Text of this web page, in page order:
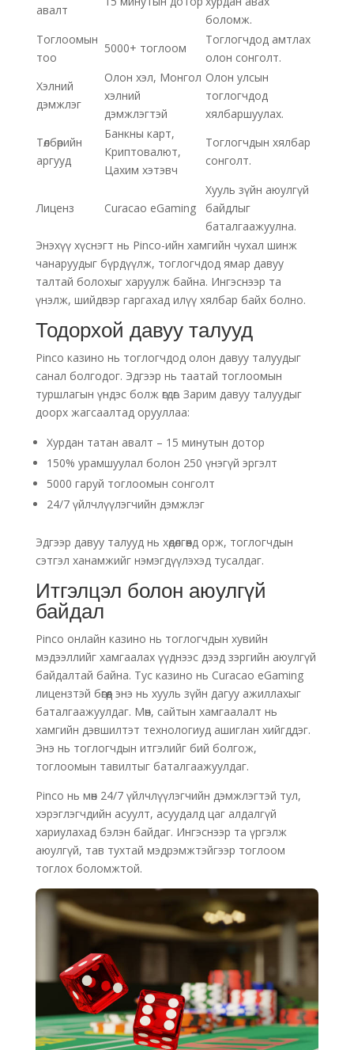
авалт
боломж.
Тоглоомын
тоо
5000+ тоглоом
Тоглогчдод амтлах
олон сонголт.
Хэлний
дэмжлэг
Олон хэл, Монгол
хэлний
дэмжлэгтэй
Олон улсын
тоглогчдод
хялбаршуулах.
Төлбөрийн
аргууд
Банкны карт,
Криптовалют,
Цахим хэтэвч
Тоглогчдын хялбар
сонголт.
Лиценз Curacao eGaming
Хууль зүйн аюулгүй
байдлыг
баталгаажуулна.
Энэхүү хүснэгт нь Pinco-ийн хамгийн чухал шинж
чанаруудыг бүрдүүлж, тоглогчдод ямар давуу
талтай болохыг харуулж байна. Ингэснээр та
үнэлж, шийдвэр гаргахад илүү хялбар байх болно.
Тодорхой давуу талууд
Pinco казино нь тоглогчдод олон давуу талуудыг
санал болгодог. Эдгээр нь таатай тоглоомын
туршлагын үндэс болж өгдөг. Зарим давуу талуудыг
доорх жагсаалтад орууллаа:
Хурдан татан авалт – 15 минутын дотор
150% урамшуулал болон 250 үнэгүй эргэлт
5000 гаруй тоглоомын сонголт
24/7 үйлчлүүлэгчийн дэмжлэг
Эдгээр давуу талууд нь хөдөлгөөнд орж, тоглогчдын
сэтгэл ханамжийг нэмэгдүүлэхэд тусалдаг.
Итгэлцэл болон аюулгүй
байдал
Pinco онлайн казино нь тоглогчдын хувийн
мэдээллийг хамгаалах үүднээс дээд зэргийн аюулгүй
байдалтай байна. Тус казино нь Curacao eGaming
лицензтэй бөгөөд энэ нь хууль зүйн дагуу ажиллахыг
баталгаажуулдаг. Мөн, сайтын хамгаалалт нь
хамгийн дэвшилтэт технологиуд ашиглан хийгддэг.
Энэ нь тоглогчдын итгэлийг бий болгож,
тоглоомын тавилтыг баталгаажуулдаг.
Pinco нь мөн 24/7 үйлчлүүлэгчийн дэмжлэгтэй тул,
хэрэглэгчдийн асуулт, асуудалд цаг алдалгүй
хариулахад бэлэн байдаг. Ингэснээр та үргэлж
аюулгүй, тав тухтай мэдрэмжтэйгээр тоглоом
тоглох боломжтой.